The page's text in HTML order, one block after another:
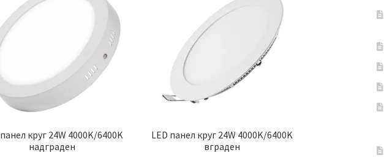
круг 24W 4000K/6400K
надграден
LED панел круг 24W 4000K/6400K
вграден